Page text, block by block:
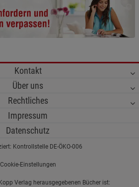
Kontakt
Über uns
Rechtliches
Impressum
Datenschutz
Kontrollstelle DE-ÖKO-006
Cookie-Einstellungen
Verlag herausgegebenen Bücher ist:
(1) Funktionale
Cookies
anzeigen
(2) Statistik Cookies
Informationen
(3)
Datenschutzerklärung Impressum